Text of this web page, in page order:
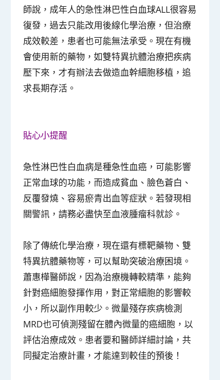
師說，成年人的急性淋巴性白血球ALL很容易
復發，過去只能改用後線化學治療，但治療
成效較差，患者也可能無法承受。現在有機
會使用新的藥物，如雙特異抗體治療把疾病
壓下來，才有辦法去做造血幹細胞移植，追
求長期存活。
貼心小提醒
急性淋巴性白血病是種急性血癌，可能影響
正常血球的功能，而造成貧血、臉色蒼白、
反覆發燒、容易瘀青出血等症狀。若發現相
關警訊，請務必盡快至血液腫瘤科就診。
除了傳統化學治療，現在還有標靶藥物、雙
特異抗體藥物等，可以幫助突破治療困境。
蕭惠樺醫師說，因為治療機轉較精準，能夠
針對癌細胞發揮作用，對正常細胞的影響較
小，所以副作用較少。微量殘存疾病檢測
MRD也可偵測殘留在體內微量的癌細胞，以
評估治療成效。患者要和醫師詳細討論，共
同擬定治療計畫，才能達到較佳的預後！